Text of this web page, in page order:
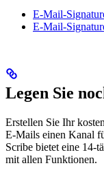
E-Mail-
E-Mail-
Legen Sie
Erstellen Sie Ihr
E-Mails einen Kanal
Scribe bietet eine 14-
mit allen Funktionen.